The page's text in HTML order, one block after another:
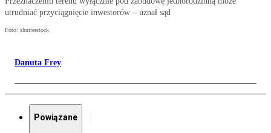
utrudniać przyciągnięcie inwestorów – uznał sąd
Foto: shutterstock
Danuta Frey
Powiązane